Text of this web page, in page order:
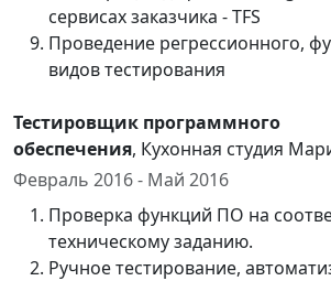
сервисах заказчика - TFS
Проведение регрессионного,
видов тестирования
Тестировщик программного
обеспечения, Кухонная студия
Февраль 2016 - Май 2016
Проверка функций ПО на
техническому заданию.
Ручное тестирование,